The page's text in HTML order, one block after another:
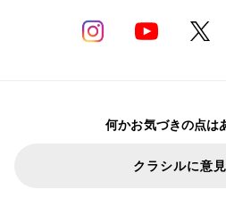
何かお気づきの点は
クラシルに意